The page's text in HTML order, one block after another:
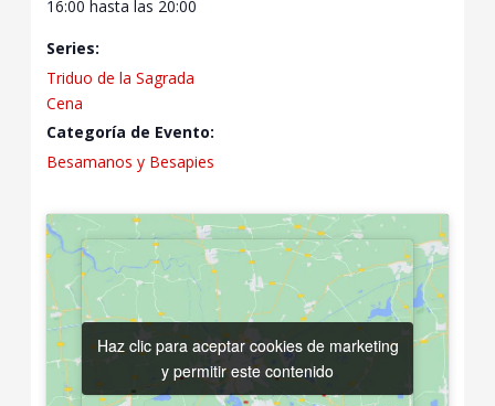
16:00 hasta las 20:00
Series:
Triduo de la Sagrada
Cena
Categoría de Evento:
Besamanos y Besapies
Haz clic para aceptar cookies de marketing
y permitir este contenido
Haz clic para aceptar cookies de marketing
y permitir este contenido